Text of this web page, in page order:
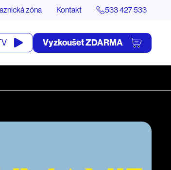
zóna Kontakt 533 427 533
Vyzkoušet ZDARMA